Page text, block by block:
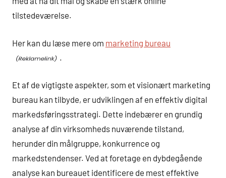
tilstedeværelse.
Her kan du læse mere om marketing bureau
.
Et af de vigtigste aspekter, som et visionært marketing
bureau kan tilbyde, er udviklingen af en effektiv digital
markedsføringsstrategi. Dette indebærer en grundig
analyse af din virksomheds nuværende tilstand,
herunder din målgruppe, konkurrence og
markedstendenser. Ved at foretage en dybdegående
analyse kan bureauet identificere de mest effektive